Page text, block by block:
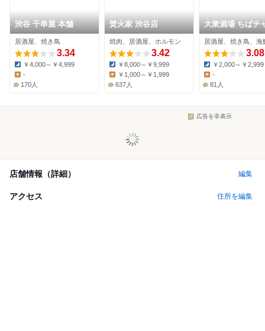
渋谷 千串屋 本舗
居酒屋、焼き鳥
3.34
Dinner:
￥4,000～￥4,999
-
170人
焚火家 渋谷店
焼肉、居酒屋、ホルモン
3.42
Dinner:
￥8,000～￥9,999
￥1,000～￥1,999
637人
大衆酒場 ちばチ
渋谷店
居酒屋、焼き鳥、海
3.08
Dinner:
￥2,000～￥2,999
Lunch:
-
81人
広告を非表示
店舗情報（詳細） 編集
アクセス 住所を編集